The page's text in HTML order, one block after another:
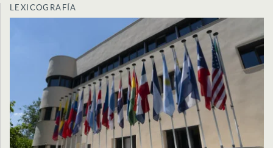
LEXICOGRAFÍA